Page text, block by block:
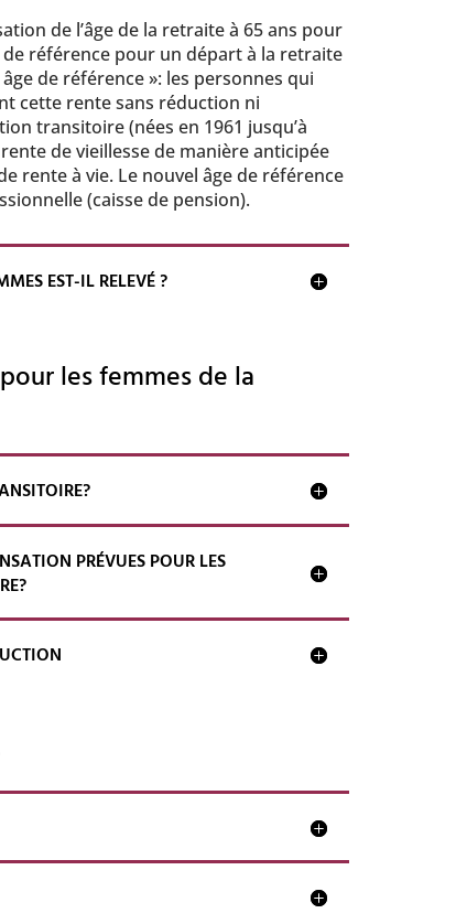
de l’âge de la retraite à 65 ans pour
de référence pour un départ à la retraite
de référence »: les personnes qui
cette rente sans réduction ni
transitoire (nées en 1961 jusqu’à
de vieillesse de manière anticipée
rente à vie. Le nouvel âge de référence
(caisse de pension).
EST-IL RELEVÉ ?
les femmes de la
PRÉVUES POUR LES